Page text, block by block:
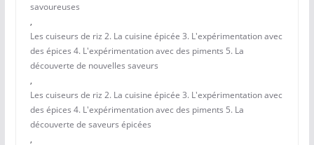
savoureuses
,
Les cuiseurs de riz 2. La cuisine épicée 3. L'expérimentation avec
des épices 4. L'expérimentation avec des piments 5. La
découverte de nouvelles saveurs
,
Les cuiseurs de riz 2. La cuisine épicée 3. L'expérimentation avec
des épices 4. L'expérimentation avec des piments 5. La
découverte de saveurs épicées
,